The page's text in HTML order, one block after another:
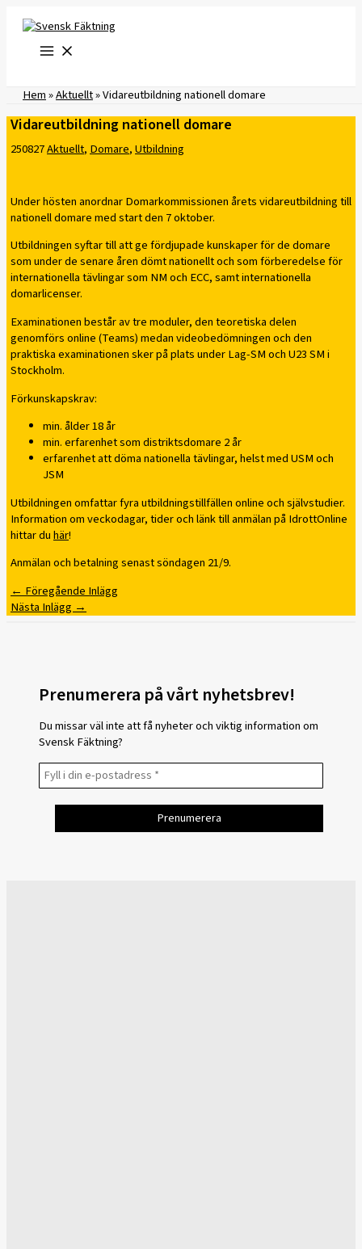
innehåll
Hem»Aktuellt»Vidareutbildning nationell domare
Vidareutbildning nationell domare
250827Aktuellt,Domare,Utbildning
Under hösten anordnar Domarkommissionen årets vidareutbildning till
nationell domare med start den 7 oktober.
Utbildningen syftar till att ge fördjupade kunskaper för de domare
som under de senare åren dömt nationellt och som förberedelse för
internationella tävlingar som NM och ECC, samt internationella
domarlicenser.
Examinationen består av tre moduler, den teoretiska delen
genomförs online (Teams) medan videobedömningen och den
praktiska examinationen sker på plats under Lag-SM och U23 SM i
Stockholm.
Förkunskapskrav:
min. ålder 18 år
min. erfarenhet som distriktsdomare 2 år
erfarenhet att döma nationella tävlingar, helst med USM och
JSM
Utbildningen omfattar fyra utbildningstillfällen online och självstudier.
Information om veckodagar, tider och länk till anmälan på IdrottOnline
hittar duhär!
Anmälan och betalning senast söndagen 21/9.
← Föregående Inlägg
Nästa Inlägg →
Prenumerera på vårt nyhetsbrev!
Du missar väl inte att få nyheter och viktig information om
Svensk Fäktning?